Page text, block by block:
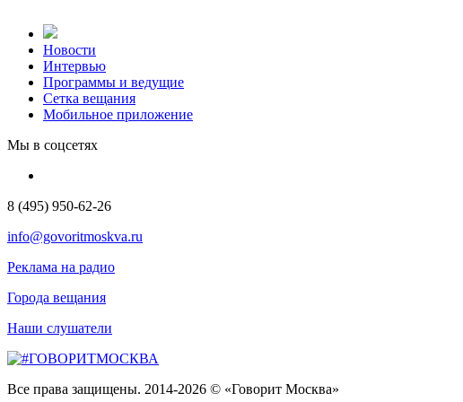
Новости
Интервью
Программы и ведущие
Сетка вещания
Мобильное приложение
Мы в соцсетях
8 (495) 950-62-26
info@govoritmoskva.ru
Реклама на радио
Города вещания
Наши слушатели
Все права защищены. 2014-2026 © «Говорит Москва»